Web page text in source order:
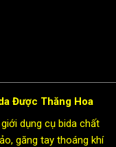
Được Thăng Hoa
dụng cụ bida chất
găng tay thoáng khí